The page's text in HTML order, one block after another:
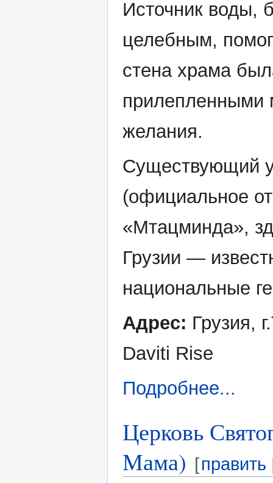
Источник воды,
целебным,
стена храма
прилепленными
желания.
Существующий у
(официальное
«Мтацминда»,
Грузии —
национальные
Адрес: Грузия,
Daviti Rise
Подробнее...
Церковь
Мама) [править